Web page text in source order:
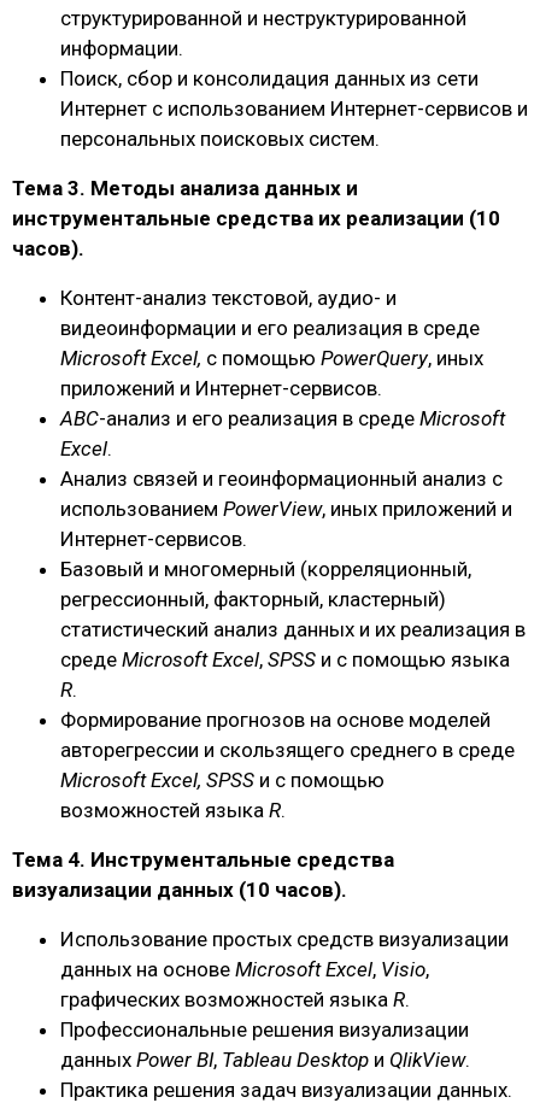
структурированной и неструктурированной
информации.
Поиск, сбор и консолидация данных из сети
Интернет с использованием Интернет-сервисов и
персональных поисковых систем.
Тема 3. Методы анализа данных и
инструментальные средства их реализации (10
часов).
Контент-анализ текстовой, аудио- и
видеоинформации и его реализация в среде
Microsoft Excel, с помощью PowerQuery, иных
приложений и Интернет-сервисов.
АВС-анализ и его реализация в среде Microsoft
Excel.
Анализ связей и геоинформационный анализ с
использованием PowerView, иных приложений и
Интернет-сервисов.
Базовый и многомерный (корреляционный,
регрессионный, факторный, кластерный)
статистический анализ данных и их реализация в
среде Microsoft Excel, SPSS и с помощью языка
R.
Формирование прогнозов на основе моделей
авторегрессии и скользящего среднего в среде
Microsoft Excel, SPSS и с помощью
возможностей языка R.
Тема 4. Инструментальные средства
визуализации данных (10 часов).
Использование простых средств визуализации
данных на основе Microsoft Excel, Visio,
графических возможностей языка R.
Профессиональные решения визуализации
данных Power BI, Tableau Desktop и QlikView.
Практика решения задач визуализации данных.